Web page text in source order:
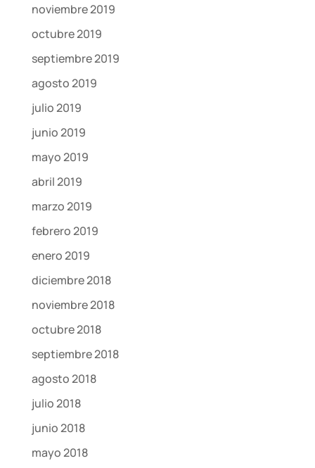
noviembre 2019
octubre 2019
septiembre 2019
agosto 2019
julio 2019
junio 2019
mayo 2019
abril 2019
marzo 2019
febrero 2019
enero 2019
diciembre 2018
noviembre 2018
octubre 2018
septiembre 2018
agosto 2018
julio 2018
junio 2018
mayo 2018